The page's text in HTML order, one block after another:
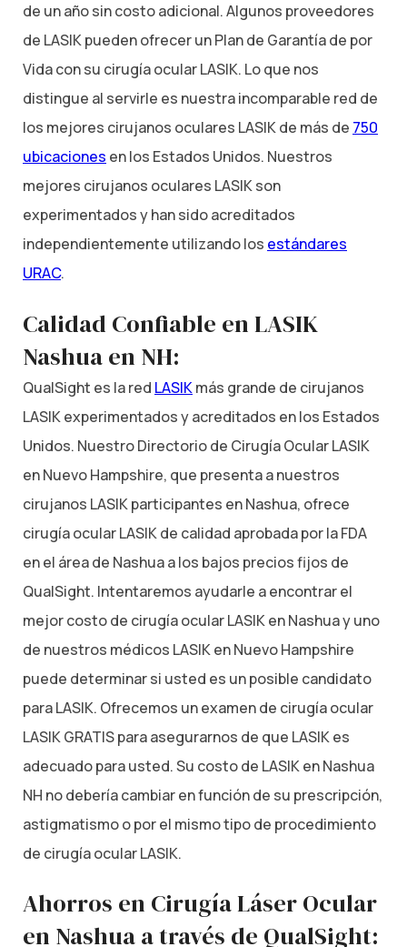
de un año sin costo adicional. Algunos proveedores
de LASIK pueden ofrecer un Plan de Garantía de por
Vida con su cirugía ocular LASIK. Lo que nos
distingue al servirle es nuestra incomparable red de
los mejores cirujanos oculares LASIK de más de 750
ubicaciones en los Estados Unidos. Nuestros
mejores cirujanos oculares LASIK son
experimentados y han sido acreditados
independientemente utilizando los estándares
URAC.
Calidad Confiable en LASIK
Nashua en NH:
QualSight es la red LASIKmás grande de cirujanos
LASIK experimentados y acreditados en los Estados
Unidos. Nuestro Directorio de Cirugía Ocular LASIK
en Nuevo Hampshire, que presenta a nuestros
cirujanos LASIK participantes en Nashua, ofrece
cirugía ocular LASIK de calidad aprobada por la FDA
en el área de Nashua a los bajos precios fijos de
QualSight. Intentaremos ayudarle a encontrar el
mejor costo de cirugía ocular LASIK en Nashua y uno
de nuestros médicos LASIK en Nuevo Hampshire
puede determinar si usted es un posible candidato
para LASIK. Ofrecemos un examen de cirugía ocular
LASIK GRATIS para asegurarnos de que LASIK es
adecuado para usted. Su costo de LASIK en Nashua
NH no debería cambiar en función de su prescripción,
astigmatismo o por el mismo tipo de procedimiento
de cirugía ocular LASIK.
Ahorros en Cirugía Láser Ocular
en Nashua a través de QualSight: